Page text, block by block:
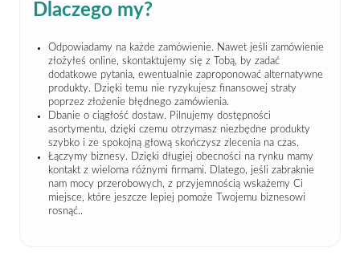
Dlaczego my?
Odpowiadamy na każde zamówienie. Nawet jeśli zamówienie
złożyłeś online, skontaktujemy się z Tobą, by zadać
dodatkowe pytania, ewentualnie zaproponować alternatywne
produkty. Dzięki temu nie ryzykujesz finansowej straty
poprzez złożenie błędnego zamówienia.
Dbanie o ciągłość dostaw. Pilnujemy dostępności
asortymentu, dzięki czemu otrzymasz niezbędne produkty
szybko i ze spokojną głową skończysz zlecenia na czas.
Łączymy biznesy. Dzięki długiej obecności na rynku mamy
kontakt z wieloma różnymi firmami. Dlatego, jeśli zabraknie
nam mocy przerobowych, z przyjemnością wskażemy Ci
miejsce, które jeszcze lepiej pomoże Twojemu biznesowi
rosnąć..